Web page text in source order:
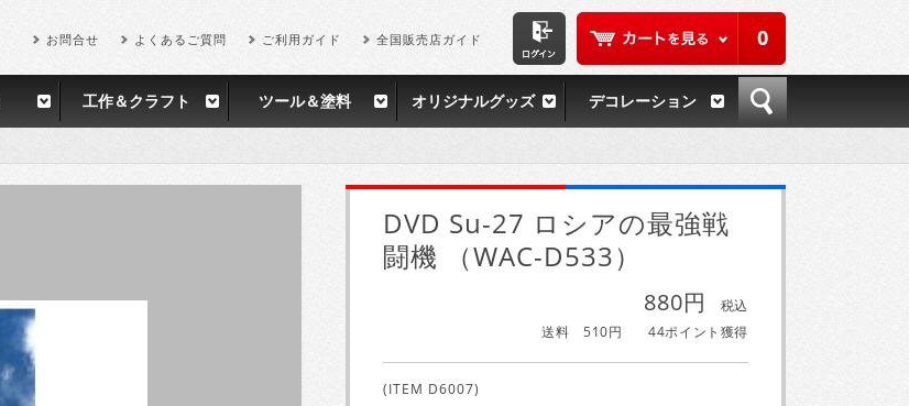
0
お問合せ よくあるご質問 ご利用ガイド 全国販売店ガイド
工作＆クラフト ツール＆塗料 オリジナルグッズ デコレーション
DVD Su-27 ロシアの最強戦
闘機 （WAC-D533）
880円
税込
送料 510円
44ポイント獲得
(ITEM D6007)